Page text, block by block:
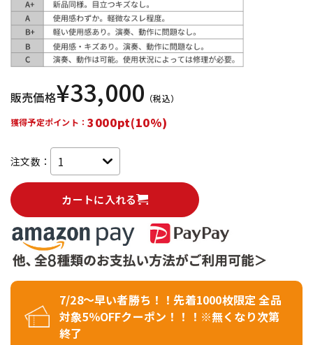
販売価格¥33,000 （税込）
獲得予定ポイント：3000pt(10%)
注文数：
カートに入れる
7/28～早い者勝ち！！先着1000枚限定 全品
対象5％OFFクーポン！！！※無くなり次第
終了